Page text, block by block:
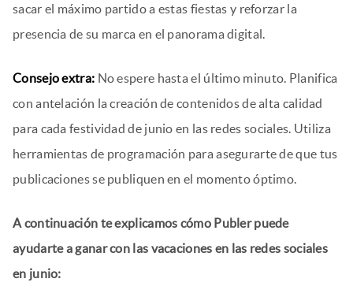
sacar el máximo partido a estas fiestas y reforzar la
presencia de su marca en el panorama digital.
Consejo extra: No espere hasta el último minuto. Planifica
con antelación la creación de contenidos de alta calidad
para cada festividad de junio en las redes sociales. Utiliza
herramientas de programación para asegurarte de que tus
publicaciones se publiquen en el momento óptimo.
A continuación te explicamos cómo Publer puede
ayudarte a ganar con las vacaciones en las redes sociales
en junio: